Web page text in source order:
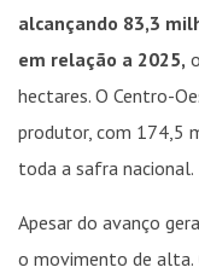
alcançando 83,3
em relação a 2025,
hectares. O Centro-
produtor, com 174,5
toda a safra nacional.
Apesar do avanço
o movimento de alta.